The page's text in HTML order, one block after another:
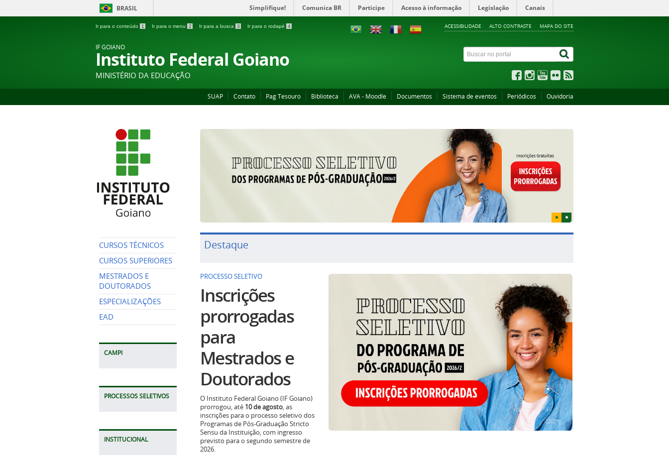
BRASIL Simplifique! Comunica BR Participe Acesso à informação Legislação Canais
Ir para o conteúdo 1 Ir para o menu 2 Ir para a busca 3 Ir para o rodapé 4 ACESSIBILIDADE ALTO CONTRASTE MAPA DO SITE
IF GOIANO
Instituto Federal Goiano
MINISTÉRIO DA EDUCAÇÃO
SUAP Contato Pag Tesouro Biblioteca AVA - Moodle Documentos Sistema de eventos Periódicos Ouvidoria
CURSOS TÉCNICOS
CURSOS SUPERIORES
MESTRADOS E
DOUTORADOS
ESPECIALIZAÇÕES
EAD
CAMPI
PROCESSOS SELETIVOS
INSTITUCIONAL
Destaque
PROCESSO SELETIVO
Inscrições
prorrogadas
para
Mestrados e
Doutorados
O Instituto Federal Goiano (IF Goiano)
prorrogou, até 10 de agosto, as
inscrições para o processo seletivo dos
Programas de Pós-Graduação Stricto
Sensu da Instituição, com ingresso
previsto para o segundo semestre de
2026.